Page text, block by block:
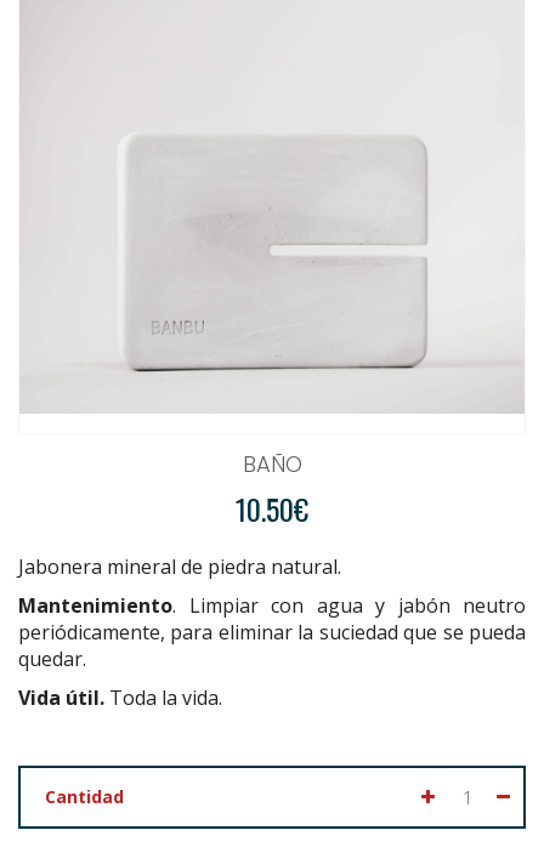
BAÑO
10.50€
Jabonera mineral de piedra natural.
Mantenimiento. Limpiar con agua y jabón neutro
periódicamente, para eliminar la suciedad que se pueda
quedar.
Vida útil. Toda la vida.
Cantidad